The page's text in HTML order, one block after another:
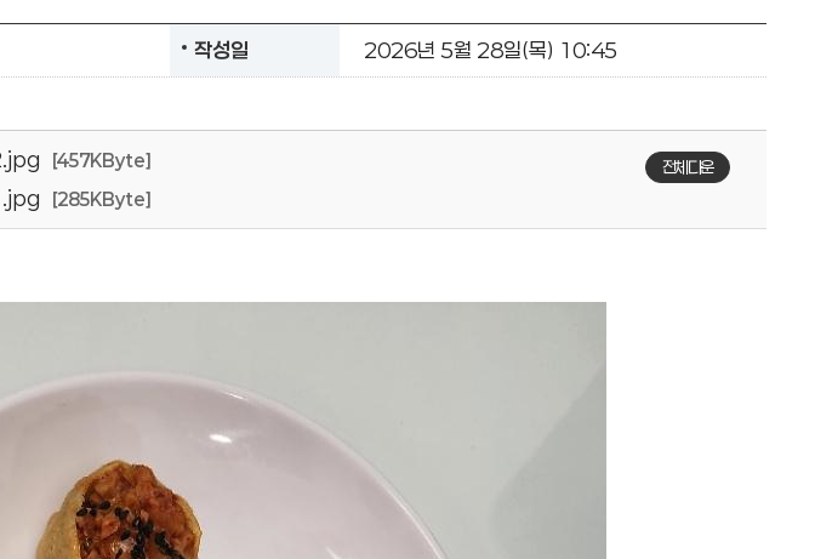
작성일 2026년 5월 28일(목) 10:45
[457KByte]
[285KByte]
전체다운